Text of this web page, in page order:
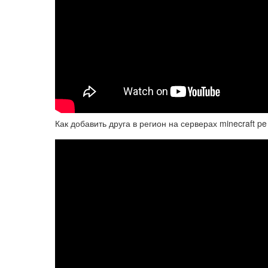
Как добавить друга в регион на серверах minecraft